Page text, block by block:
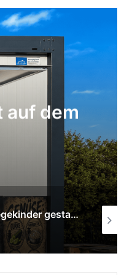
auf der
SPD Moers ehrt langjährige Mitglieder